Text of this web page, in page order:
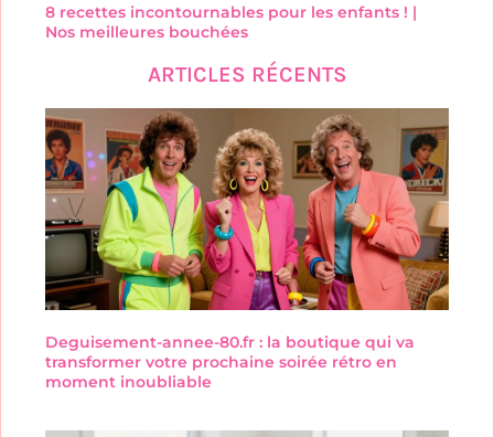
8 recettes incontournables pour les enfants ! |
Nos meilleures bouchées
ARTICLES RÉCENTS
Deguisement-annee-80.fr : la boutique qui va
transformer votre prochaine soirée rétro en
moment inoubliable